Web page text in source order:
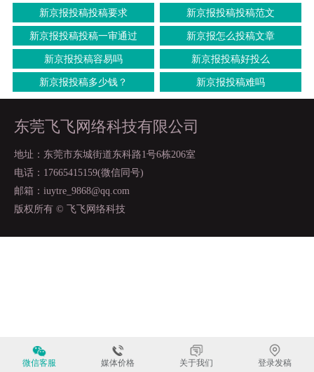
新京报投稿投稿要求 新京报投稿投稿范文
新京报投稿投稿一审通过 新京报怎么投稿文章
新京报投稿容易吗 新京报投稿好投么
新京报投稿多少钱？ 新京报投稿难吗
东莞飞飞网络科技有限公司
地址：东莞市东城街道东科路1号6栋206室
电话：17665415159(微信同号)
邮箱：iuytre_9868@qq.com
版权所有 © 飞飞网络科技
微信客服 媒体价格 关于我们 登录发稿